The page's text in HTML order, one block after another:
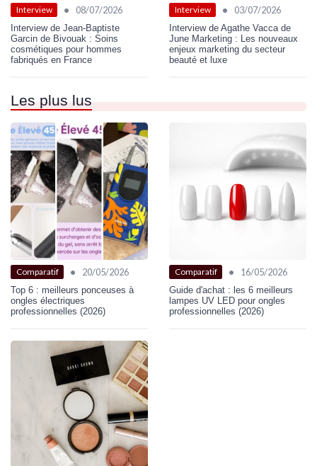
Interview • 08/07/2026
Interview de Jean-Baptiste
Garcin de Bivouak : Soins
cosmétiques pour hommes
fabriqués en France
Interview • 03/07/2026
Interview de Agathe Vacca de
June Marketing : Les nouveaux
enjeux marketing du secteur
beauté et luxe
Les plus lus
Comparatif • 20/05/2026
Top 6 : meilleurs ponceuses à
ongles électriques
professionnelles (2026)
Comparatif • 16/05/2026
Guide d'achat : les 6 meilleurs
lampes UV LED pour ongles
professionnelles (2026)